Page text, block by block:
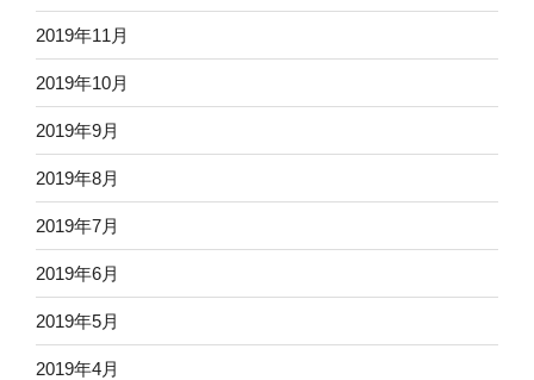
2019年11月
2019年10月
2019年9月
2019年8月
2019年7月
2019年6月
2019年5月
2019年4月